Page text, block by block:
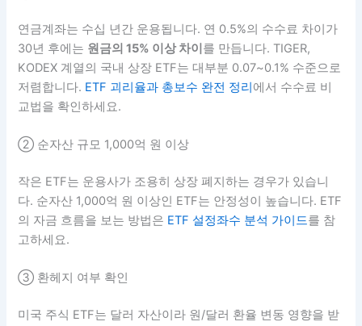
연금계좌는 수십 년간 운용됩니다. 연 0.5%의 수수료 차이가
30년 후에는 원금의 15% 이상 차이 를 만듭니다. TIGER,
KODEX 계열의 국내 상장 ETF는 대부분 0.07~0.1% 수준으로
저렴합니다. ETF 괴리율과 총보수 완전 정리에서 수수료 비
교법을 확인하세요.
② 순자산 규모 1,000억 원 이상
작은 ETF는 운용사가 조용히 상장 폐지하는 경우가 있습니
다. 순자산 1,000억 원 이상인 ETF는 안정성이 높습니다. ETF
의 자금 흐름을 보는 방법은 ETF 설정좌수 분석 가이드를 참
고하세요.
③ 환헤지 여부 확인
미국 주식 ETF는 달러 자산이라 원/달러 환율 변동 영향을 받